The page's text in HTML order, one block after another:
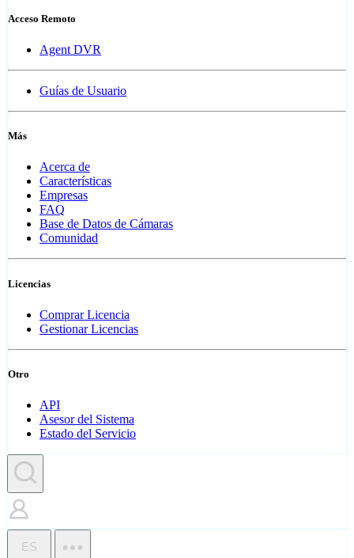
Acceso Remoto
Agent DVR
Guías de Usuario
Más
Acerca de
Características
Empresas
FAQ
Base de Datos de Cámaras
Comunidad
Licencias
Comprar Licencia
Gestionar Licencias
Otro
API
Asesor del Sistema
Estado del Servicio
ES